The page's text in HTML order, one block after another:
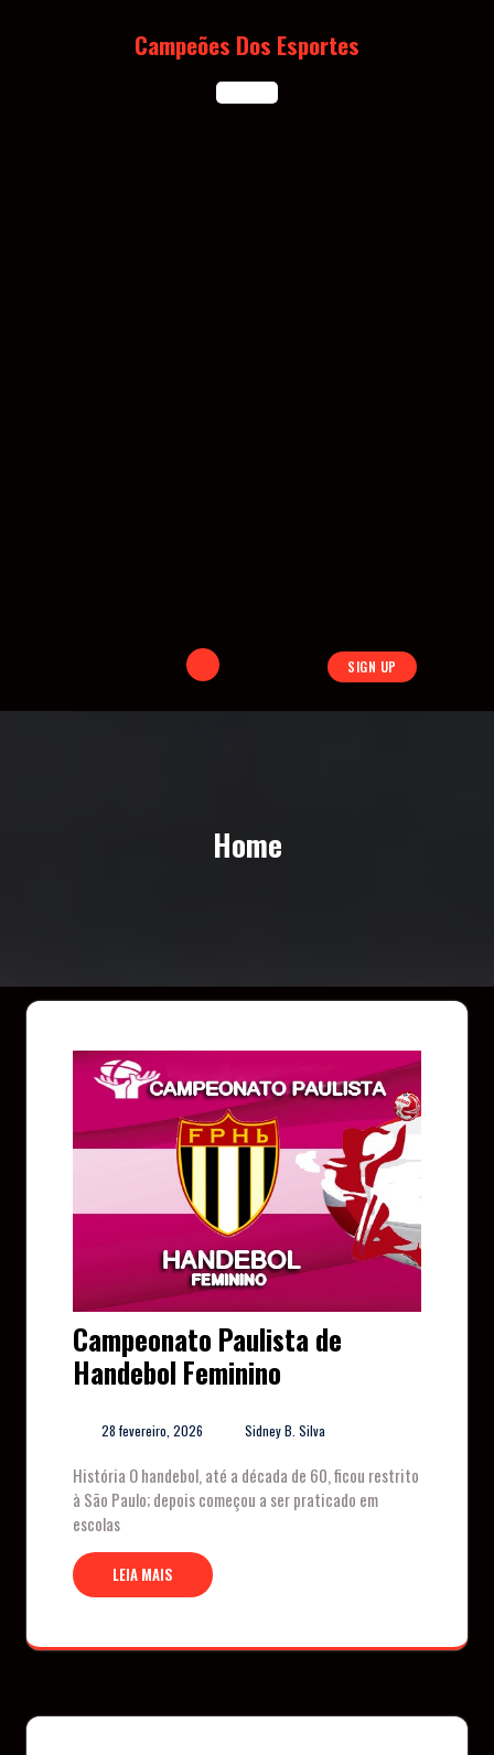
Campeões Dos Esportes
Open
SIGN UP
Home
Campeonato Paulista de
Handebol Feminino
28 fevereiro, 2026 Sidney B. Silva
História O handebol, até a década de 60, ficou restrito
à São Paulo; depois começou a ser praticado em
escolas
LEIA MAIS